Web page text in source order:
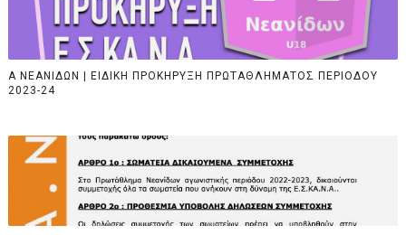
Α ΝΕΑΝΙΔΩΝ | ΕΙΔΙΚΗ ΠΡΟΚΗΡΥΞΗ ΠΡΩΤΑΘΛΗΜΑΤΟΣ ΠΕΡΙΟΔΟΥ
2023-24